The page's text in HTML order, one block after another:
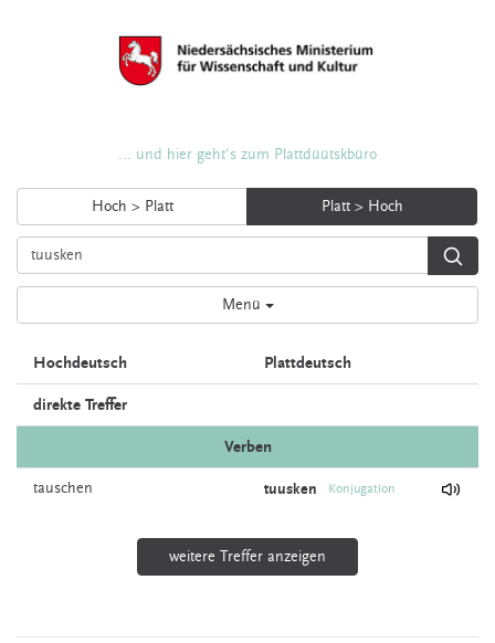
... und hier geht's zum Plattdüütskbüro
Hoch > Platt Platt > Hoch
Menü
Hochdeutsch Plattdeutsch
direkte Treffer
Verben
tauschen tuusken Konjugation
weitere Treffer anzeigen